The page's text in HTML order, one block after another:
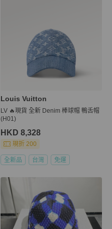
Louis Vuitton
LV 🔥現貨 全新 Denim 棒球帽 鴨舌帽
(H01)
HKD 8,328
現折 200
全新品 台灣 免運